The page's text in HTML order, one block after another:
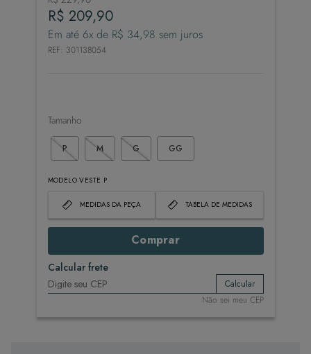
R$ 209,90
Em até 6x de R$ 34,98 sem juros
REF: 301138054
Tamanho
P M G GG
MODELO VESTE P
MEDIDAS DA PEÇA TABELA DE MEDIDAS
Comprar
Calcular frete
Calcular
Não sei meu CEP